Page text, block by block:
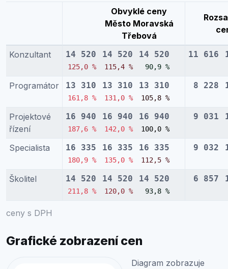
ceny s DPH
Obvyklé ceny
Město Moravská
Třebová
Konzultant 14 520
125,0 %
14 520
115,4 %
14 520
90,9 %
11 616
Programátor 13 310
161,8 %
13 310
131,0 %
13 310
105,8 %
8 228
Projektové
řízení
16 940
187,6 %
16 940
142,0 %
16 940
100,0 %
9 031
Specialista 16 335
180,9 %
16 335
135,0 %
16 335
112,5 %
9 032
Školitel 14 520
211,8 %
14 520
120,0 %
14 520
93,8 %
6 857
Grafické zobrazení cen
Diagram zobrazuje